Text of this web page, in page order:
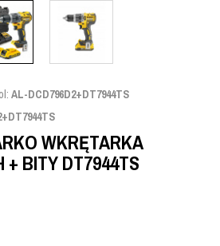
AL-DCD796D2+DT7944TS
WKRĘTARKA
+ BITY DT7944TS